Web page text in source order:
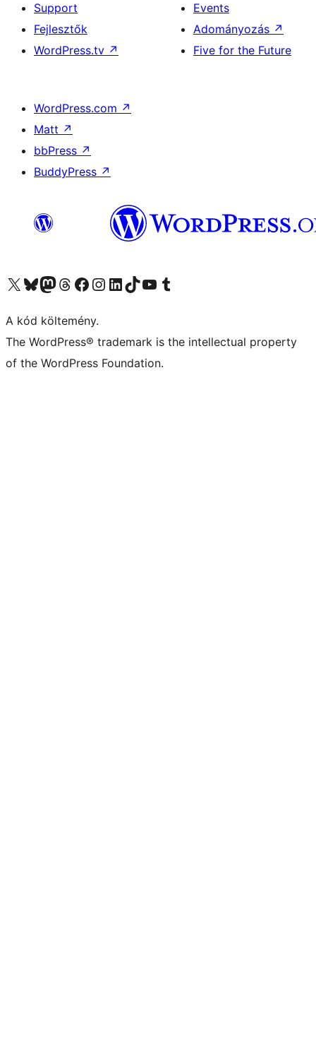
Support
Fejlesztők
WordPress.tv ↗
Events
Adományozás ↗
Five for the Future
WordPress.com ↗
Matt ↗
bbPress ↗
BuddyPress ↗
Visit our X (formerly Twitter) account
Visit our Bluesky account
Twitter csatornánk
Visit our Threads account
Facebook oldalunk megtekintése
Visit our Instagram account
Visit our LinkedIn account
Visit our TikTok account
Visit our YouTube channel
Visit our Tumblr account
A kód költemény.
The WordPress® trademark is the intellectual property
of the WordPress Foundation.